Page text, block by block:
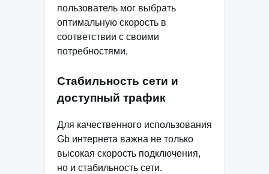
пользователь мог выбрать
оптимальную скорость в
соответствии с своими
потребностями.
Стабильность сети и
доступный трафик
Для качественного использования
Gb интернета важна не только
высокая скорость подключения,
но и стабильность сети.